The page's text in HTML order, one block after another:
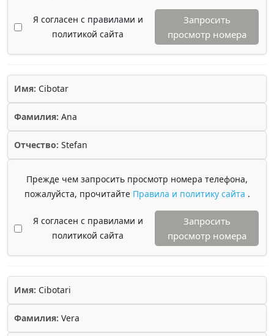
Я согласен с правилами и
политикой сайта
Запросить
просмотр номера
Имя: Cibotar
Фамилия: Ana
Отчество: Stefan
Прежде чем запросить просмотр номера телефона,
пожалуйста, прочитайте Правила и политику сайта .
Я согласен с правилами и
политикой сайта
Запросить
просмотр номера
Имя: Cibotari
Фамилия: Vera